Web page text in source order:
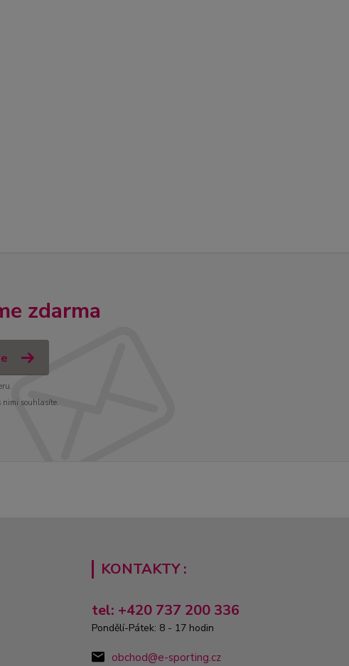
zdarma
nimi souhlasíte.
KONTAKTY :
tel: +420 737 200 336
Pondělí-Pátek: 8 - 17 hodin
obchod@e-sporting.cz